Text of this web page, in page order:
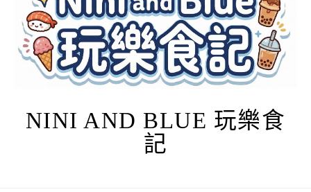
NINI AND BLUE 玩樂食
記